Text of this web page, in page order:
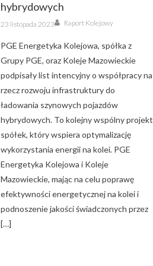
hybrydowych
Posted
on
23 listopada 2023 Author
Raport Kolejowy
PGE Energetyka Kolejowa, spółka z
Grupy PGE, oraz Koleje Mazowieckie
podpisały list intencyjny o współpracy na
rzecz rozwoju infrastruktury do
ładowania szynowych pojazdów
hybrydowych. To kolejny wspólny projekt
spółek, który wspiera optymalizację
wykorzystania energii na kolei. PGE
Energetyka Kolejowa i Koleje
Mazowieckie, mając na celu poprawę
efektywności energetycznej na kolei i
podnoszenie jakości świadczonych przez
[…]